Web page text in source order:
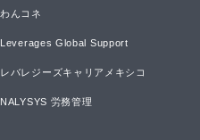
わんコネ
Leverages Global Support
レバレジーズキャリアメキシコ
NALYSYS 労務管理